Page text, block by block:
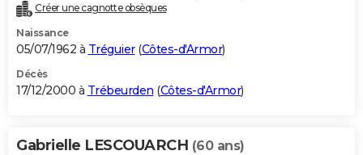
Créer une cagnotte obsèques
Naissance
05/07/1962 à Tréguier(Côtes-d'Armor)
Décès
17/12/2000 à Trébeurden (Côtes-d'Armor)
Gabrielle LESCOUARCH (60 ans)